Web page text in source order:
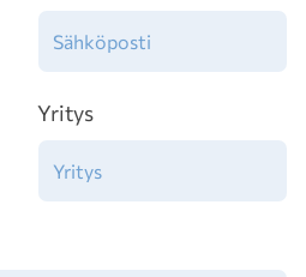
Yritys